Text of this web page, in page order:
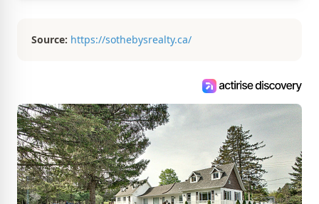
Source: https://sothebysrealty.ca/